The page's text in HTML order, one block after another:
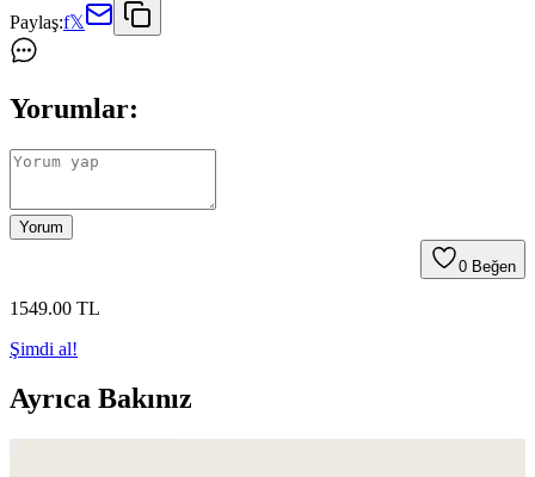
Paylaş:f𝕏
Yorumlar:
Yorum
0 Beğen
1549.00 TL
Şimdi al!
Ayrıca Bakınız